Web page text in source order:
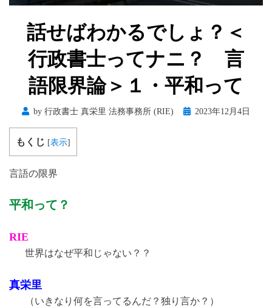
話せばわかるでしょ？＜
行政書士ってナニ？ 言
語限界論＞１・平和って
by 行政書士 真栄里 法務事務所 (RIE)
Posted2023年12月4日
もくじ [表示]
言語の限界
平和って？
RIE
世界はなぜ平和じゃない？？
真栄里
（いきなり何を言ってるんだ？独り言か？）